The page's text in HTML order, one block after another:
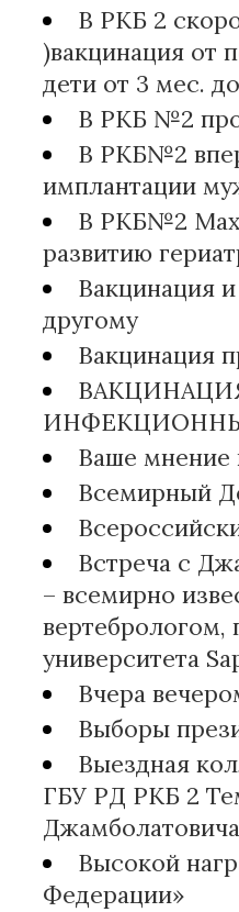
В РКБ 2
)вакцинация от
дети от 3 мес.
В РКБ №2
В РКБ№2
имплантации
В РКБ№2
развитию
Вакцинация
другому
Вакцинация
Ваше мнение
Всемирный
Встреча с
– всемирно
университета
Вчера
Выборы
Выездная
ГБУ РД РКБ 2
Высокой
Федерации»